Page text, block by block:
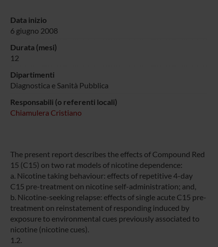
Data inizio
6 giugno 2008
Durata (mesi)
12
Dipartimenti
Diagnostica e Sanità Pubblica
Responsabili (o referenti locali)
Chiamulera Cristiano
The present report describes the effects of Compound Red
15 (C15) on two rat models of nicotine dependence:
a. Nicotine taking behaviour: effects of repetitive 4-day
C15 pre-treatment on nicotine self-administration; and,
b. Nicotine-seeking relapse: effects of single acute C15 pre-
treatment on reinstatement of responding induced by
exposure to environmental cues previously associated to
nicotine (nicotine cues).
1.2.